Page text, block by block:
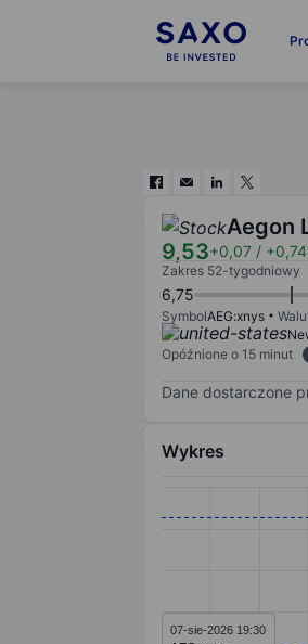
Aegon
9,53+0,07 /
Zakres 52-tygodniowy
6,75
SymbolAEG:xnys
Opóźnione o 15 minut
Dane dostarczone
Wykres
The chart has 1
07-sie-2026 19:30